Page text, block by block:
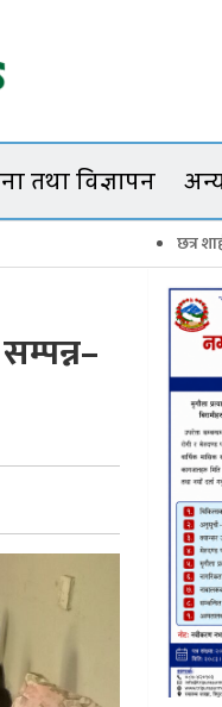
तथा विज्ञापन
छत्र शाहीको देउडामा झुम्यो